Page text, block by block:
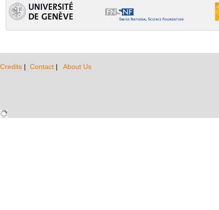
Credits | Contact | About Us